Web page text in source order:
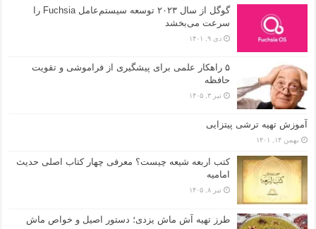
گوگل از سال ۲۰۲۳ توسعه سیستم‌عامل Fuchsia را
سرعت می‌بخشد
دی ۹, ۱۴۰۱
۵ راهکار علمی برای پیشگیری از فراموشی و تقویت
حافظه
تیر ۳, ۱۴۰۵
آموزش تهیه ترشی پیتزایی
بهمن ۱۴, ۱۴۰۱
کتب اربعه شیعه چیست؟ معرفی چهار کتاب اصلی حدیث
امامیه
تیر ۸, ۱۴۰۵
طرز تهیه آش ماش یزدی؛ دستور اصیل و خواص ماش